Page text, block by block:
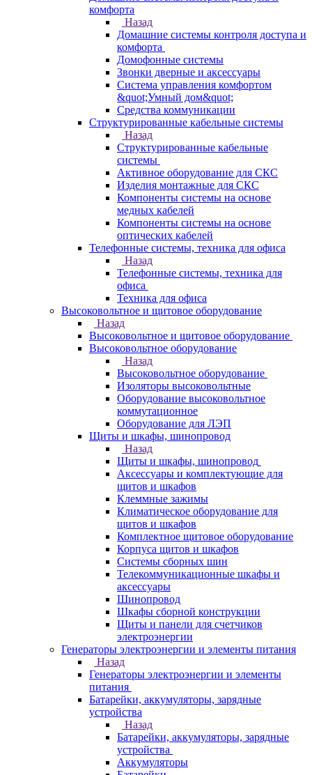
комфорта
Назад
Домашние системы контроля доступа и
комфорта
Домофонные системы
Звонки дверные и аксессуары
Система управления комфортом
&quot;Умный дом&quot;
Средства коммуникации
Структурированные кабельные системы
Назад
Структурированные кабельные
системы
Активное оборудование для СКС
Изделия монтажные для СКС
Компоненты системы на основе
медных кабелей
Компоненты системы на основе
оптических кабелей
Телефонные системы, техника для офиса
Назад
Телефонные системы, техника для
офиса
Техника для офиса
Высоковольтное и щитовое оборудование
Назад
Высоковольтное и щитовое оборудование
Высоковольтное оборудование
Назад
Высоковольтное оборудование
Изоляторы высоковольтные
Оборудование высоковольтное
коммутационное
Оборудование для ЛЭП
Щиты и шкафы, шинопровод
Назад
Щиты и шкафы, шинопровод
Аксессуары и комплектующие для
щитов и шкафов
Клеммные зажимы
Климатическое оборудование для
щитов и шкафов
Комплектное щитовое оборудование
Корпуса щитов и шкафов
Системы сборных шин
Телекоммуникационные шкафы и
аксессуары
Шинопровод
Шкафы сборной конструкции
Щиты и панели для счетчиков
электроэнергии
Генераторы электроэнергии и элементы питания
Назад
Генераторы электроэнергии и элементы
питания
Батарейки, аккумуляторы, зарядные
устройства
Назад
Батарейки, аккумуляторы, зарядные
устройства
Аккумуляторы